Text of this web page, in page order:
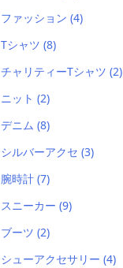
ファッション (4)
Tシャツ (8)
チャリティーTシャツ (2)
ニット (2)
デニム (8)
シルバーアクセ (3)
腕時計 (7)
スニーカー (9)
ブーツ (2)
シューアクセサリー (4)